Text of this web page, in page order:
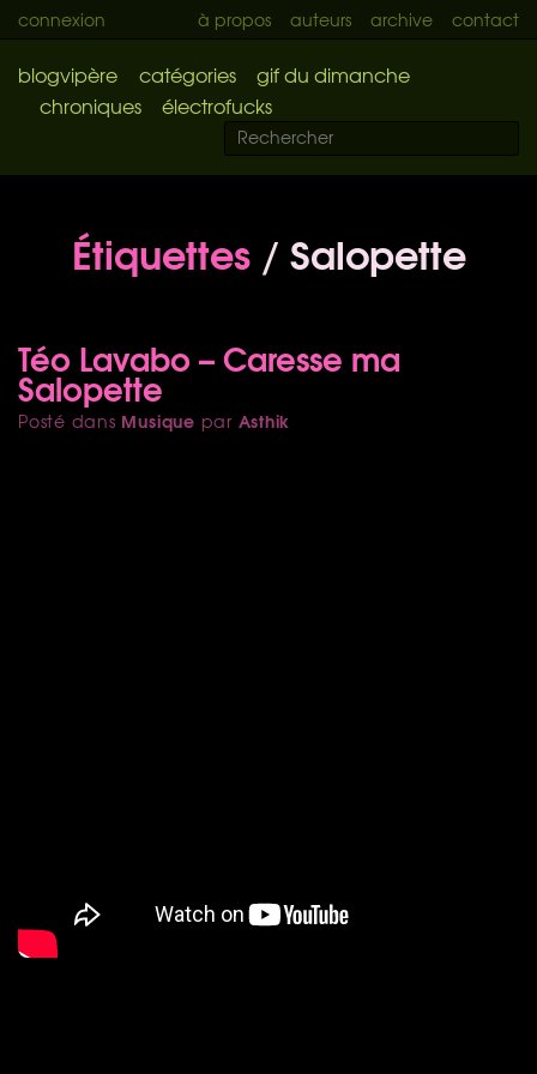
connexion à propos auteurs archive contact
blogvipère catégories
gif du dimanche
chroniques
électrofucks
Étiquettes/ Salopette
Téo Lavabo – Caresse ma
Salopette
Posté dans Musique par Asthik